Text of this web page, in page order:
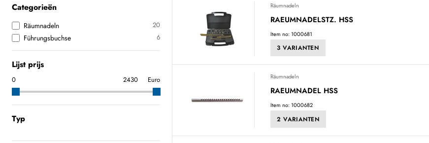
Categorieën
Räumnadeln 20
Führungsbuchse 6
Lijst prijs
Euro
Typ
Räumnadeln
RAEUMNADELSTZ. HSS
Item no: 1000681
3 VARIANTEN
Räumnadeln
RAEUMNADEL HSS
Item no: 1000682
2 VARIANTEN